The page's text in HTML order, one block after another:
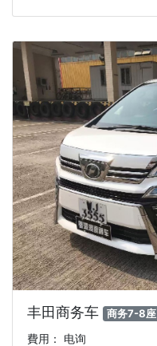
丰田商务车 商务7-8座
費用： 电询